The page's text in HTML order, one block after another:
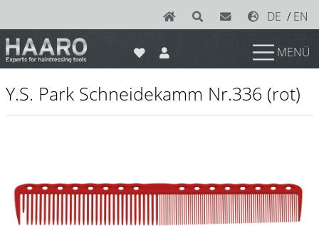
DE / EN
MENÜ
Scheren
e-kwip
Konayuki
Y.S. Park Schneidekamm Nr.336 (rot)